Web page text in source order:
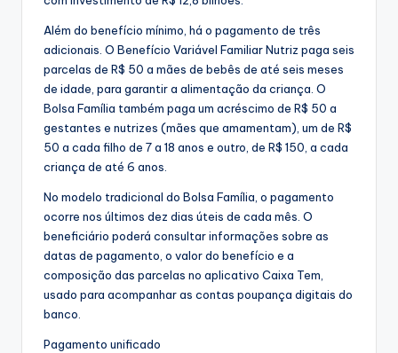
Além do benefício mínimo, há o pagamento de três
adicionais. O Benefício Variável Familiar Nutriz paga seis
parcelas de R$ 50 a mães de bebês de até seis meses
de idade, para garantir a alimentação da criança. O
Bolsa Família também paga um acréscimo de R$ 50 a
gestantes e nutrizes (mães que amamentam), um de R$
50 a cada filho de 7 a 18 anos e outro, de R$ 150, a cada
criança de até 6 anos.
No modelo tradicional do Bolsa Família, o pagamento
ocorre nos últimos dez dias úteis de cada mês. O
beneficiário poderá consultar informações sobre as
datas de pagamento, o valor do benefício e a
composição das parcelas no aplicativo Caixa Tem,
usado para acompanhar as contas poupança digitais do
banco.
Pagamento unificado